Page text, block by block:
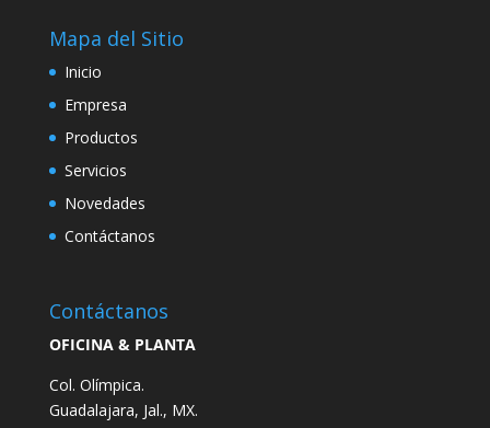
Mapa del Sitio
Inicio
Empresa
Productos
Servicios
Novedades
Contáctanos
Contáctanos
OFICINA & PLANTA
Col. Olímpica.
Guadalajara, Jal., MX.